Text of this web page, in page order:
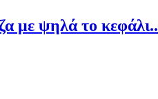
με ψηλά το κεφάλι..